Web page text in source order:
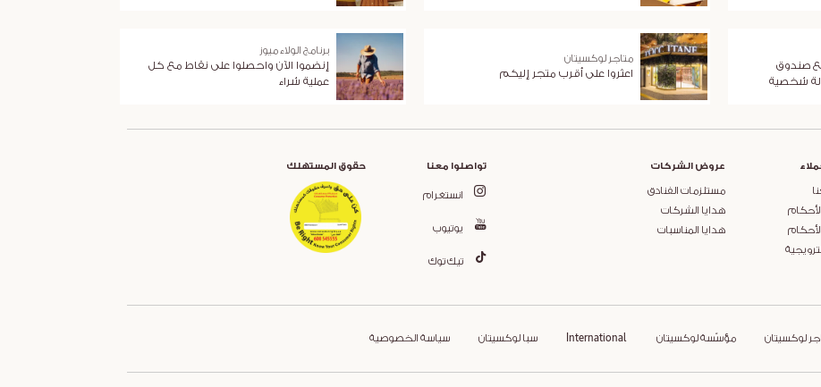
صندوق
شخصية
متاجر لوكسيتان
اعثروا على أقرب متجر إليكم
برنامج الولاء ميوز
إنضموا الآن واحصلوا على نقاط مع كل
عملية شراء
عروض الشركات
مستلزمات الفنادق
هدايا الشركات
هدايا المناسبات
تواصلوا معنا
انستغرام
يوتيوب
تيك توك
حقوق المستهلك
لوكسيتان مؤسّسة لوكسيتان International سبا لوكسيتان سياسة الخصوصية